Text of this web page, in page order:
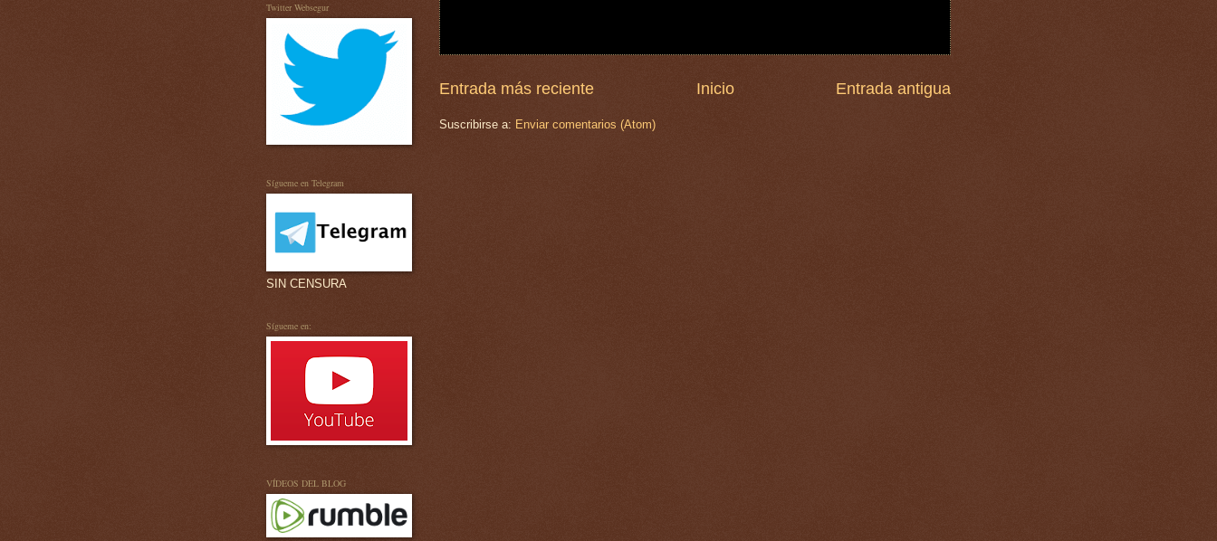
Entrada más reciente Entrada antigua
Inicio
Suscribirse a: Enviar comentarios (Atom)
Twitter Websegur
Sígueme en Telegram
SIN CENSURA
Sígueme en:
VÍDEOS DEL BLOG